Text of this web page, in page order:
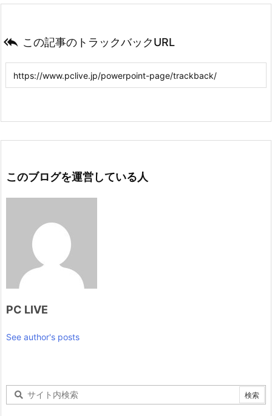
 この記事のトラックバックURL
このブログを運営している人
PC LIVE
See author's posts